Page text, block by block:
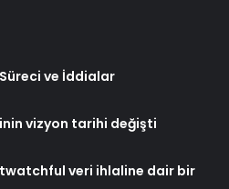
ve İddialar
vizyon tarihi değişti
veri ihlaline dair bir